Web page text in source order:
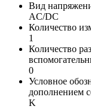
Вид
AC/DC
Количество
1
Количество
0
Условное
дополнением
K